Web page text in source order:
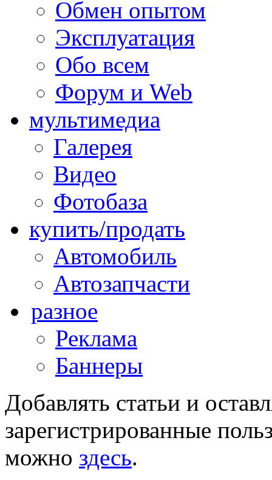
Обмен опытом
Эксплуатация
Обо всем
Форум и Web
мультимедиа
Галерея
Видео
Фотобаза
купить/продать
Автомобиль
Автозапчасти
разное
Реклама
Баннеры
Добавлять статьи и
зарегистрированные
можно здесь.